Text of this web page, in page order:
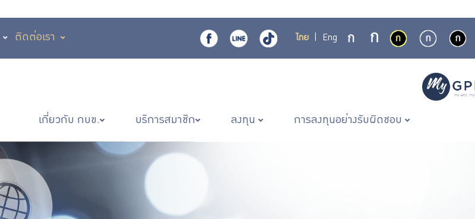
ไทย Eng
ติดต่อเรา
เกี่ยวกับ กบข. บริการสมาชิก ลงทุน การลงทุนอย่างรับผิดชอบ